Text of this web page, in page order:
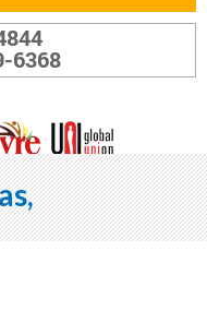
6368